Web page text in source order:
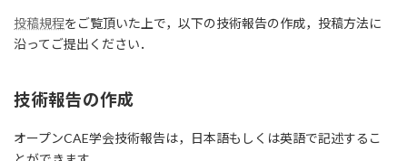
投稿規程をご覧頂いた上で，以下の技術報告の作成，投稿方法に
沿ってご提出ください．
技術報告の作成
オープンCAE学会技術報告は，日本語もしくは英語で記述するこ